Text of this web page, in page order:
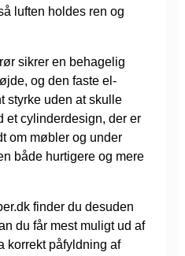
luften holdes ren og
sikrer en behagelig
og den faste el-
styrke uden at skulle
et cylinderdesign, der er
om møbler og under
både hurtigere og mere
finder du desuden
du får mest muligt ud af
korrekt påfyldning af